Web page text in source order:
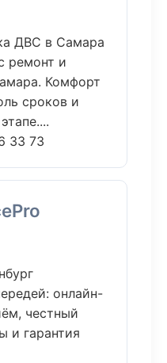
ДВС в Самара
ремонт и
Комфорт
сроков и
33 73
онлайн-
честный
и гарантия